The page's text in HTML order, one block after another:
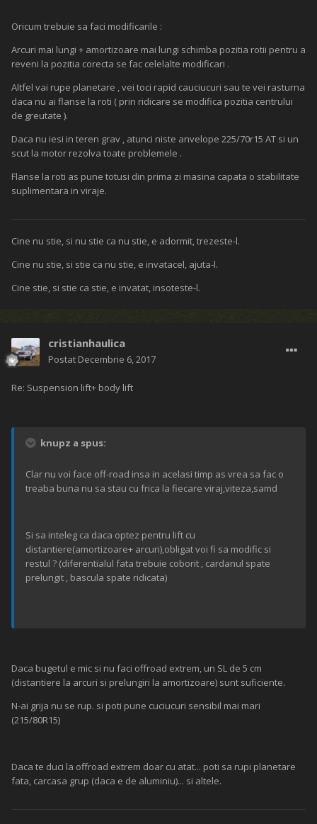
Oricum trebuie sa faci modificarile :
Arcuri mai lungi + amortizoare mai lungi schimba pozitia rotii pentru a
reveni la pozitia corecta se fac celelalte modificari .
Altfel vai rupe planetare , vei toci rapid cauciucuri sau te vei rasturna
daca nu ai flanse la roti ( prin ridicare se modifica pozitia centrului
de greutate ).
Daca nu iesi in teren grav , atunci niste anvelope 225/70r15 AT si un
scut la motor rezolva toate problemele .
Flanse la roti as pune totusi din prima zi masina capata o stabilitate
suplimentara in viraje.
Cine nu stie, si nu stie ca nu stie, e adormit, trezeste-l.
Cine nu stie, si stie ca nu stie, e invatacel, ajuta-l.
Cine stie, si stie ca stie, e invatat, insoteste-l.
cristianhaulica
Postat Decembrie 6, 2017
Re: Suspension lift+ body lift
knupz a spus:
Clar nu voi face off-road insa in acelasi timp as vrea sa fac o
treaba buna nu sa stau cu frica la fiecare viraj,viteza,samd
Si sa inteleg ca daca optez pentru lift cu
distantiere(amortizoare+ arcuri),obligat voi fi sa modific si
restul ? (diferentialul fata trebuie coborit , cardanul spate
prelungit , bascula spate ridicata)
Daca bugetul e mic si nu faci offroad extrem, un SL de 5 cm
(distantiere la arcuri si prelungiri la amortizoare) sunt suficiente.
N-ai grija nu se rup. si poti pune cuciucuri sensibil mai mari
(215/80R15)
Daca te duci la offroad extrem doar cu atat... poti sa rupi planetare
fata, carcasa grup (daca e de aluminiu)... si altele.